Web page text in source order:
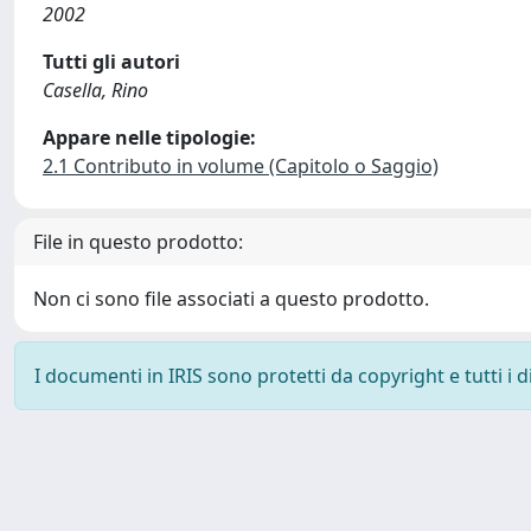
2002
Tutti gli autori
Casella, Rino
Appare nelle tipologie:
2.1 Contributo in volume (Capitolo o Saggio)
File in questo prodotto:
Non ci sono file associati a questo prodotto.
I documenti in IRIS sono protetti da copyright e tutti i